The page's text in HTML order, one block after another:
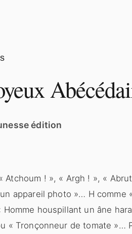
édition
Atchoum ! », « Argh ! », «
appareil photo »… H comme
Homme houspillant un âne
« Tronçonneur de tomate »…